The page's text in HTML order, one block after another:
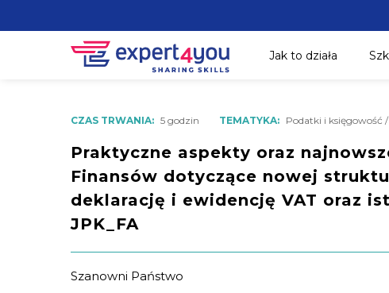
Jak to działa
CZAS TRWANIA: 5 godzin TEMATYKA: Podatki i księgowość
Praktyczne aspekty oraz
Finansów dotyczące nowej
deklarację i ewidencję VAT oraz
JPK_FA
Szanowni Państwo